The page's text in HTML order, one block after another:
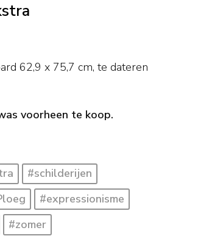
62,9 x 75,7 cm, te dateren
voorheen te koop.
#schilderijen
#expressionisme
#zomer